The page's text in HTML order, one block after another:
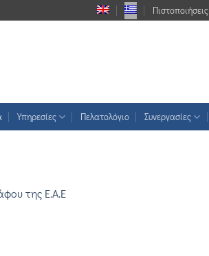
Πιστοποιήσεις
Υπηρεσίες Πελατολόγιο Συνεργασίες
της Ε.Α.Ε